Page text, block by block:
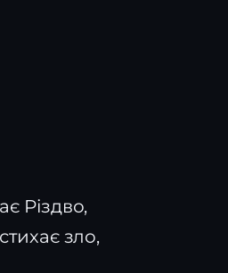
Різдво,
зло,